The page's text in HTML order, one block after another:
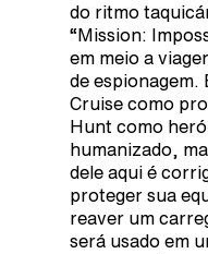
do ritmo
“Mission:
em meio a
de espionagem.
Cruise como
Hunt como
humanizado,
dele aqui é
proteger sua
reaver um
será usado em